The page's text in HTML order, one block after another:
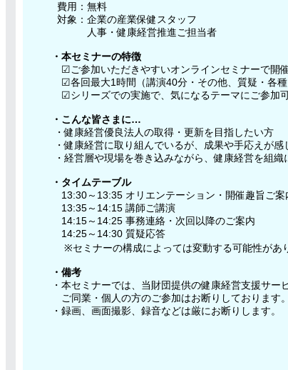
費用：無​料
対象：企業の産業保健スタッフ
人事・健康経営推進ご担当者
・本セミナーの特徴
☑ご参加いただきやすいオンラインセミナーで開
☑各回最大1時間（講演40分・その他、質疑・各
☑シリーズでの実施で、気になるテーマにご参加
・こんな皆さまに…
・健康経営優良法人の取得・更新を目指したい方
・健康経営に取り組んでいるが、成果や手応えが
・経営層や現場を巻き込みながら、健康経営を組
・タイムテーブル
13:30～13:35 オリエンテーション・開催趣旨ご案
13:35～14:15 講師ご講演
14:15～14:25 事務連絡・次回以降のご案内
14:25～14:30 質疑応答
※セミナーの構成によっては変動する可能性があ
・備考
・本セミナーでは、当財団提供の健康経営支援サー
ご同業・個人の方のご参加はお断りしております。
・録画、画面撮影、録音などは厳にお断りします。